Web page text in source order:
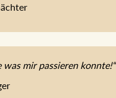
was mir passieren konnte!“